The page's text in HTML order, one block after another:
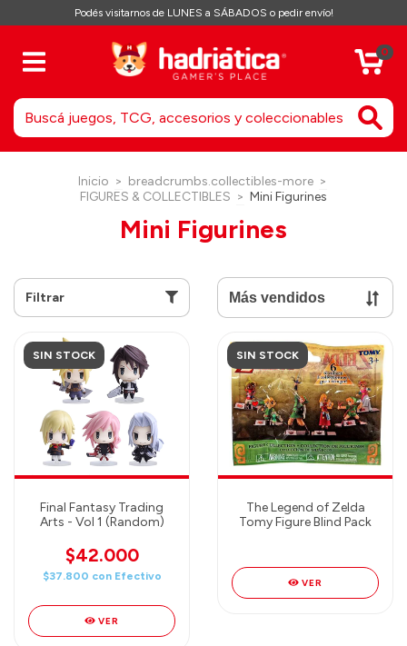
Podés visitarnos de LUNES a SÁBADOS o pedir envío!
0
Inicio > breadcrumbs.collectibles-more >
FIGURES & COLLECTIBLES > Mini Figurines
Mini Figurines
Filtrar
SIN STOCK
Final Fantasy Trading
Arts - Vol 1 (Random)
$42.000
$37.800 con Efectivo
VER
SIN STOCK
The Legend of Zelda
Tomy Figure Blind Pack
VER